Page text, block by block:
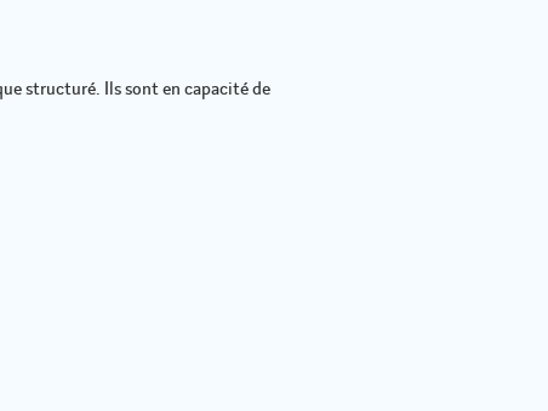
structuré. Ils sont en capacité de